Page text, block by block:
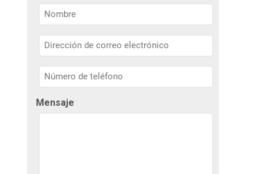
Nombre
Nombre
Nombre
Mensaje